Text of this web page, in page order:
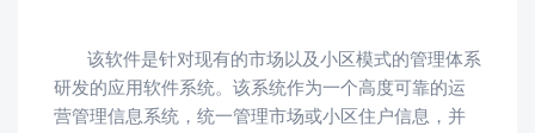
该软件是针对现有的市场以及小区模式的管理体系
研发的应用软件系统。该系统作为一个高度可靠的运
营管理信息系统，统一管理市场或小区住户信息，并